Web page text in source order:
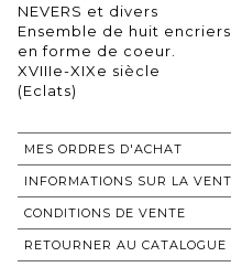
NEVERS et divers
Ensemble de huit
en forme de coeur.
XVIIIe-XIXe siècle
(Eclats)
MES ORDRES D'ACHAT
INFORMATIONS SUR LA
CONDITIONS DE VENTE
RETOURNER AU CATALOGUE